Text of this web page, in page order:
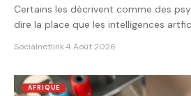
Certains les décrivent comme des
dire la place que les intelligences
Socialnetlink·4 Août 2026
AFRIQUE